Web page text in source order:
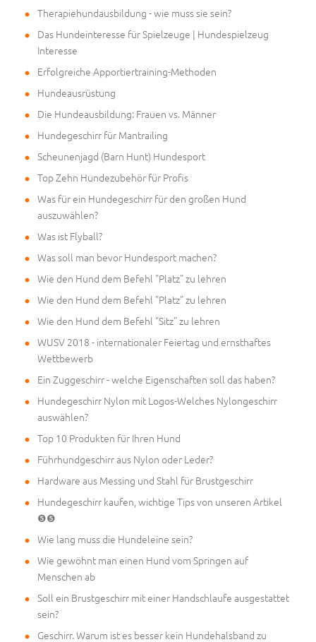
Therapiehundausbildung - wie muss sie sein?
Das Hundeinteresse für Spielzeuge | Hundespielzeug
Interesse
Erfolgreiche Apportiertraining-Methoden
Hundeausrüstung
Die Hundeausbildung: Frauen vs. Männer
Hundegeschirr für Mantrailing
Scheunenjagd (Barn Hunt) Hundesport
Top Zehn Hundezubehör für Profis
Was für ein Hundegeschirr für den großen Hund
auszuwählen?
Was ist Flyball?
Was soll man bevor Hundesport machen?
Wie den Hund dem Befehl "Platz" zu lehren
Wie den Hund dem Befehl "Platz" zu lehren
Wie den Hund dem Befehl "Sitz" zu lehren
WUSV 2018 - internationaler Feiertag und ernsthaftes
Wettbewerb
Ein Zuggeschirr - welche Eigenschaften soll das haben?
Hundegeschirr Nylon mit Logos-Welches Nylongeschirr
auswählen?
Top 10 Produkten für Ihren Hund
Führhundgeschirr aus Nylon oder Leder?
Hardware aus Messing und Stahl für Brustgeschirr
Hundegeschirr kaufen, wichtige Tips von unseren Artikel
❺❺
Wie lang muss die Hundeleine sein?
Wie gewöhnt man einen Hund vom Springen auf
Menschen ab
Soll ein Brustgeschirr mit einer Handschlaufe ausgestattet
sein?
Geschirr. Warum ist es besser kein Hundehalsband zu